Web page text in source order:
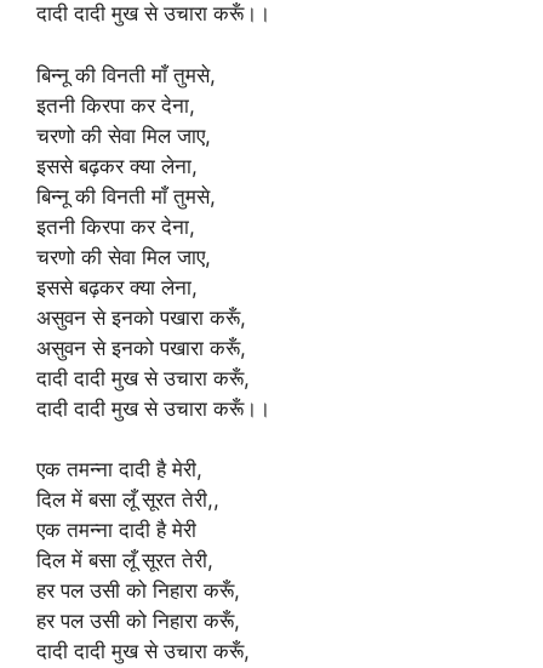
दादी दादी मुख से उचारा करूँ।।
बिन्नू की विनती माँ तुमसे,
इतनी किरपा कर देना,
चरणो की सेवा मिल जाए,
इससे बढ़कर क्या लेना,
बिन्नू की विनती माँ तुमसे,
इतनी किरपा कर देना,
चरणो की सेवा मिल जाए,
इससे बढ़कर क्या लेना,
असुवन से इनको पखारा करूँ,
असुवन से इनको पखारा करूँ,
दादी दादी मुख से उचारा करूँ,
दादी दादी मुख से उचारा करूँ।।
एक तमन्ना दादी है मेरी,
दिल में बसा लूँ सूरत तेरी,,
एक तमन्ना दादी है मेरी
दिल में बसा लूँ सूरत तेरी,
हर पल उसी को निहारा करूँ,
हर पल उसी को निहारा करूँ,
दादी दादी मुख से उचारा करूँ,